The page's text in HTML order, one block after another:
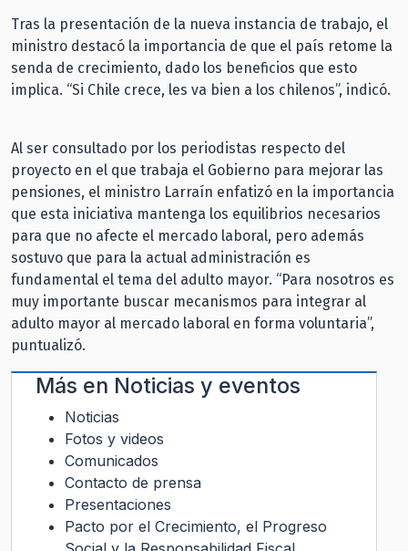
Tras la presentación de la nueva instancia de trabajo, el
ministro destacó la importancia de que el país retome la
senda de crecimiento, dado los beneficios que esto
implica. “Si Chile crece, les va bien a los chilenos”, indicó.
Al ser consultado por los periodistas respecto del
proyecto en el que trabaja el Gobierno para mejorar las
pensiones, el ministro Larraín enfatizó en la importancia
que esta iniciativa mantenga los equilibrios necesarios
para que no afecte el mercado laboral, pero además
sostuvo que para la actual administración es
fundamental el tema del adulto mayor. “Para nosotros es
muy importante buscar mecanismos para integrar al
adulto mayor al mercado laboral en forma voluntaria”,
puntualizó.
Más en Noticias y eventos
Noticias
Fotos y videos
Comunicados
Contacto de prensa
Presentaciones
Pacto por el Crecimiento, el Progreso